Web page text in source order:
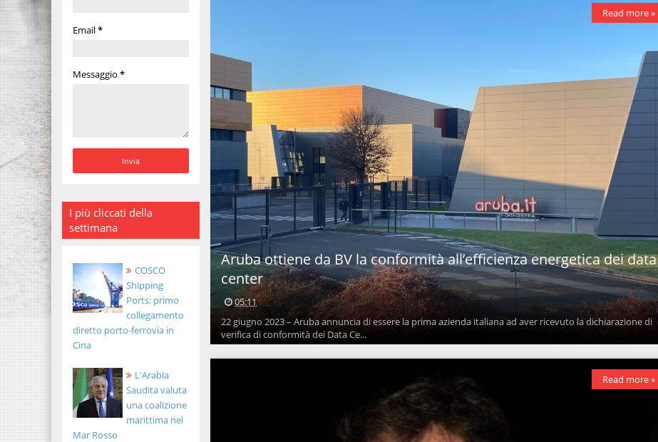
Email*
Messaggio *
I più cliccati della
settimana
COSCO
Shipping
Ports: primo
collegamento
diretto porto-ferrovia in
Cina
L'Arabia
Saudita valuta
una coalizione
marittima nel
Mar Rosso
Aruba ottiene da BV la conformità all’efficienza energetica dei data
center
05:11
22 giugno 2023 – Aruba annuncia di essere la prima azienda italiana ad aver ricevuto la dichiarazione di
verifica di conformità dei Data Ce...
Read more »
Read more »